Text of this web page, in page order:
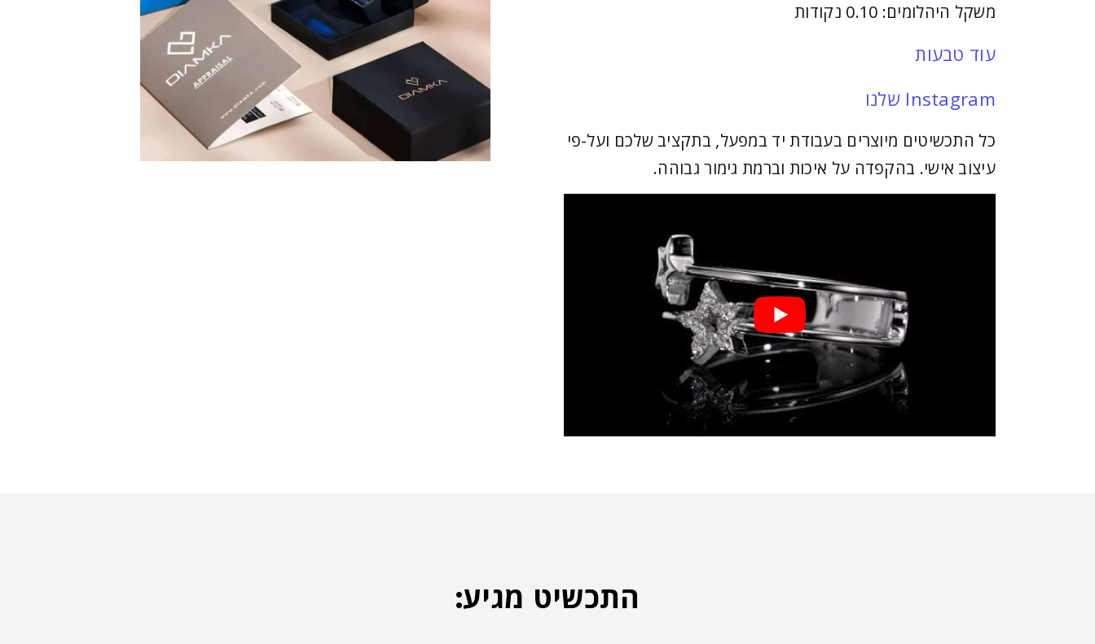
משקל היהלומים: 0.10 נקודות
עוד טבעות
Instagram שלנו
כל התכשיטים מיוצרים בעבודת יד במפעל, בתקציב שלכם ועל-פי
עיצוב אישי. בהקפדה על איכות וברמת גימור גבוהה.
התכשיט מגיע: